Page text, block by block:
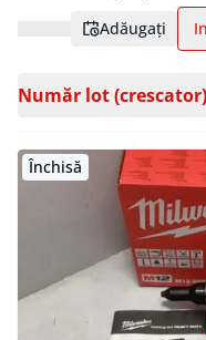
adăugați
Număr lot (crescator)
Închisă